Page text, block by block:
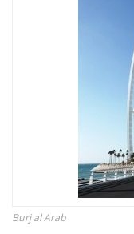
Burj al Arab